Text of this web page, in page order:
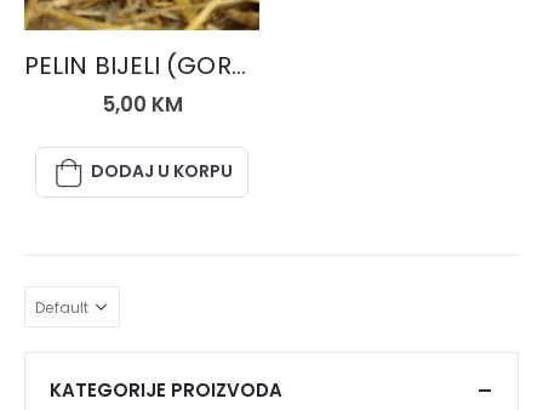
ČAJEVI
PELIN BIJELI (GORKI), čaj 50 gr.
5,00 KM
DODAJ U KORPU
KATEGORIJE PROIZVODA